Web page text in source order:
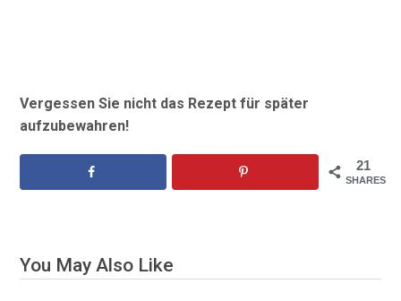
Vergessen Sie nicht das Rezept für später
aufzubewahren!
21
SHARES
You May Also Like